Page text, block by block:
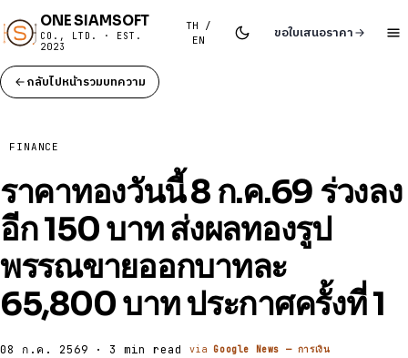
ONE SIAMSOFT
CO., LTD. · EST.
2023
TH /
EN
ขอใบเสนอราคา
กลับไปหน้ารวมบทความ
FINANCE
ราคาทองวันนี้ 8 ก.ค.69 ร่วงลง
อีก 150 บาท ส่งผลทองรูป
พรรณขายออกบาทละ
65,800 บาท ประกาศครั้งที่ 1
08 ก.ค. 2569 · 3 min read viaGoogle News — การเงิน